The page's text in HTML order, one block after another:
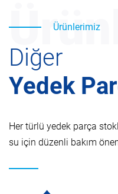
Ürünlerimiz
Diğer
Yedek
Her türlü yedek parça
su için düzenli bakım